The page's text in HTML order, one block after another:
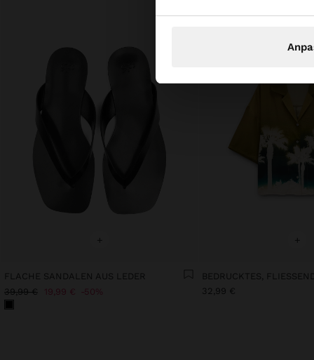
+
FLACHE SANDALEN AUS LEDER
39,99 € 19,99 € 50%
+
BEDRUCKTES,
32,99 €